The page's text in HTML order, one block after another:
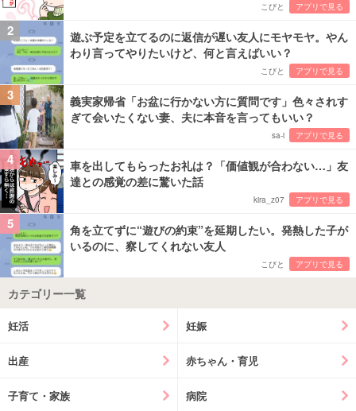
こびと アプリで見る
2
遊ぶ予定を立てるのに返信が遅い友人にモヤモヤ。やん
わり言ってやりたいけど、何と言えばいい？
こびと アプリで見る
3
義実家帰省「お盆に行かない方に質問です」色々されす
ぎて会いたくない妻、夫に本音を言ってもいい？
sa-i アプリで見る
4
車を出してもらったお礼は？「価値観が合わない…」友
達との感覚の差に驚いた話
kira_z07 アプリで見る
5
角を立てずに“遊びの約束”を延期したい。発熱した子が
いるのに、察してくれない友人
こびと アプリで見る
カテゴリー一覧
妊活 妊娠
出産 赤ちゃん・育児
子育て・家族 病院